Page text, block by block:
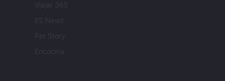
Viajar 365
ES Newz
Pet Story
Encocina